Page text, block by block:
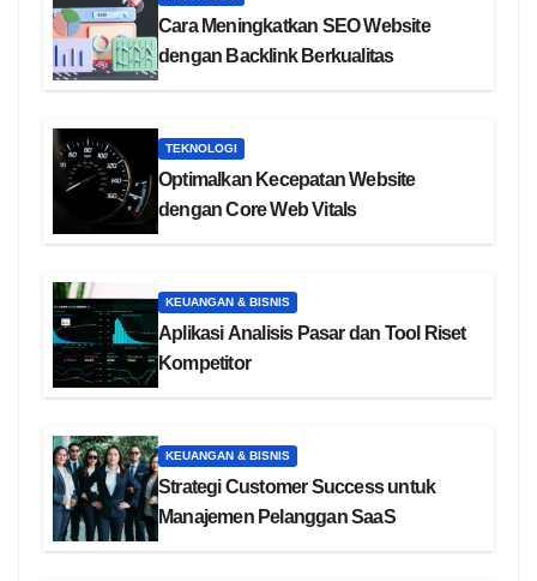
Cara Meningkatkan SEO Website
dengan Backlink Berkualitas
TEKNOLOGI
Optimalkan Kecepatan Website
dengan Core Web Vitals
KEUANGAN & BISNIS
Aplikasi Analisis Pasar dan Tool Riset
Kompetitor
KEUANGAN & BISNIS
Strategi Customer Success untuk
Manajemen Pelanggan SaaS